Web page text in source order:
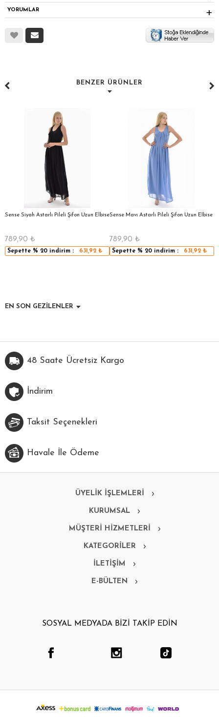
YORUMLAR
BENZER ÜRÜNLER
Sense Siyah Astarlı Pileli Şifon Uzun Elbise
789,90 ₺
Sepette % 20 indirim : 631,92₺
Sense Mavı Astarlı Pileli Şifon Uzun Elbise
789,90 ₺
Sepette % 20 indirim : 631,92₺
EN SON GEZİLENLER
48 Saate Ücretsiz Kargo
İndirim
Taksit Seçenekleri
Havale İle Ödeme
ÜYELİK İŞLEMLERİ
KURUMSAL
MÜŞTERİ HİZMETLERİ
KATEGORİLER
İLETİŞİM
E-BÜLTEN
SOSYAL MEDYADA BİZİ TAKİP EDİN